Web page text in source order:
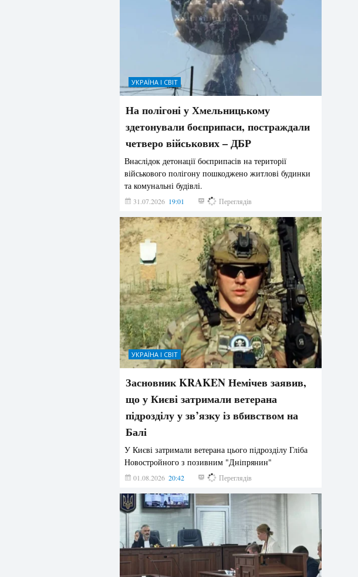
УКРАЇНА І СВІТ
На полігоні у Хмельницькому
здетонували боєприпаси, постраждали
четверо військових – ДБР
Внаслідок детонації боєприпасів на території
військового полігону пошкоджено житлові будинки
та комунальні будівлі.
31.07.2026 19:01 182 Переглядів
УКРАЇНА І СВІТ
Засновник KRAKEN Немічев заявив,
що у Києві затримали ветерана
підрозділу у зв’язку із вбивством на
Балі
У Києві затримали ветерана цього підрозділу Гліба
Новостройного з позивним "Дніпрянин"
01.08.2026 20:42 173 Переглядів